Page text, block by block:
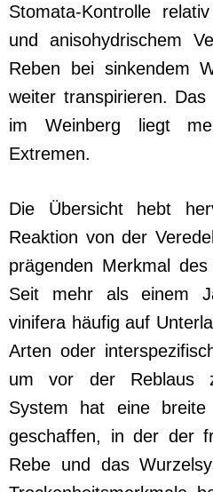
Stomata-Kontrolle
und anisohydrischem
Reben bei sinkendem
weiter transpirieren. Das
im Weinberg liegt
Extremen.
Die Übersicht hebt
Reaktion von der
prägenden Merkmal
Seit mehr als einem
vinifera häufig auf
Arten oder
um vor der Reblaus
System hat eine breite
geschaffen, in der der
Rebe und das